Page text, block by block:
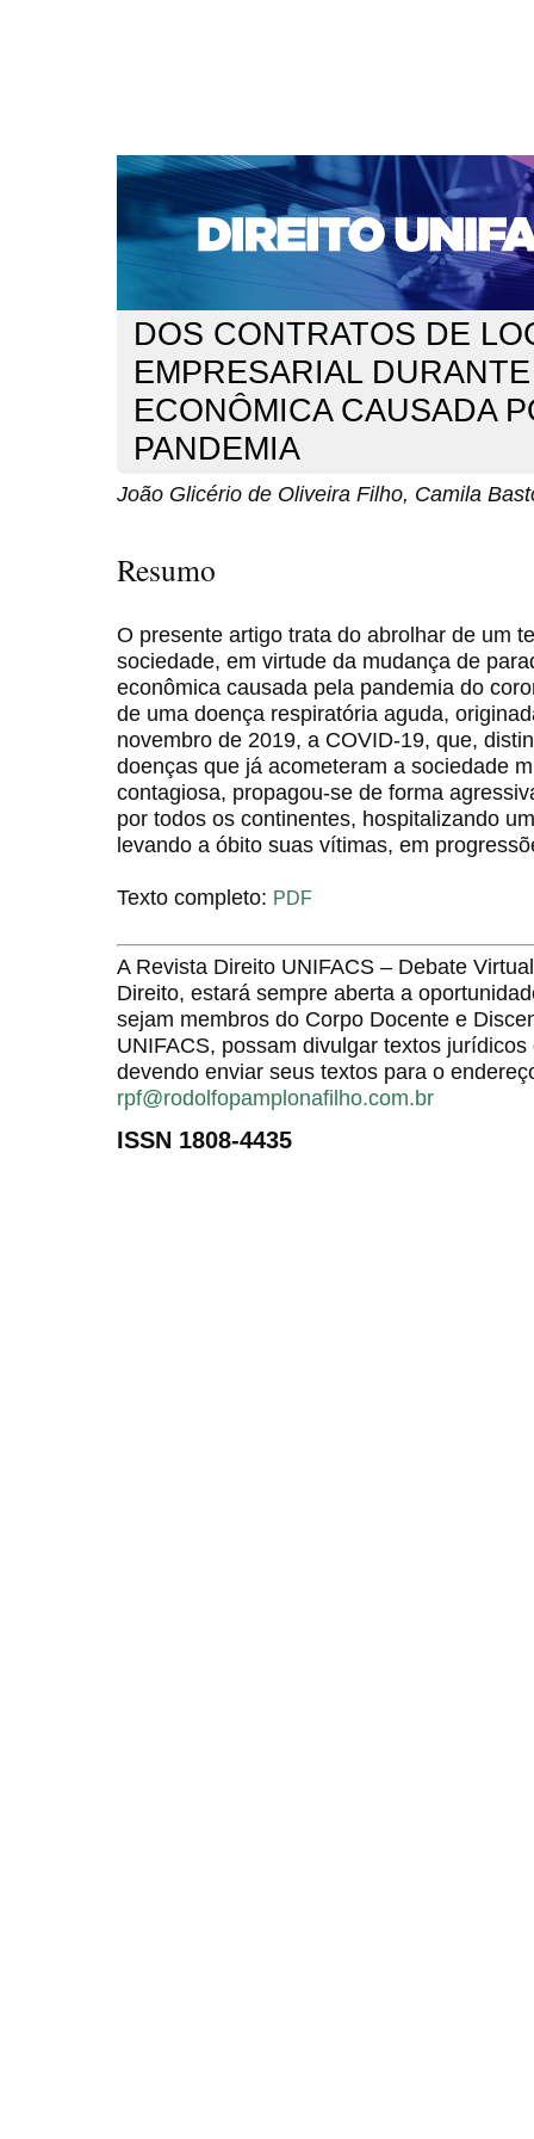
CAPA SOBRE ACESSO CADASTRO
NOTÍCIAS
EDIÇÕES DE Nº 1 A 100 WEBMAIL
Capa>n. 238 (2020) > Oliveira Filho
DOS CONTRATOS DE
EMPRESARIAL
ECONÔMICA CAUSADA
PANDEMIA
João Glicério de Oliveira Filho, Camila
Resumo
O presente artigo trata do abrolhar de um
sociedade, em virtude da mudança de
econômica causada pela pandemia do
de uma doença respiratória aguda,
novembro de 2019, a COVID-19, que,
doenças que já acometeram a sociedade
contagiosa, propagou-se de forma
por todos os continentes, hospitalizando
levando a óbito suas vítimas, em
Texto completo: PDF
A Revista Direito UNIFACS – Debate
Direito, estará sempre aberta a
sejam membros do Corpo Docente e
UNIFACS, possam divulgar textos
devendo enviar seus textos para o
rpf@rodolfopamplonafilho.com.br
ISSN 1808-4435